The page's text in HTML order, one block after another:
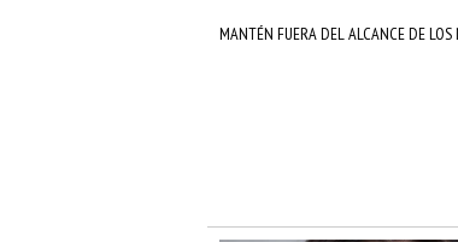
MANTÉN FUERA DEL ALCANCE DE